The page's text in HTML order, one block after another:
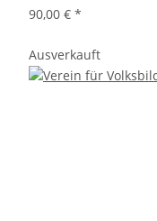
90,00 € *
Ausverkauft